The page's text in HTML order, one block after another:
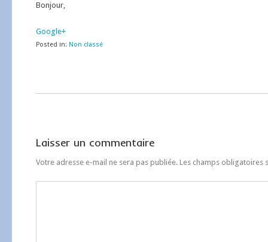
Bonjour,
Google+
Posted in: Non classé
Laisser un commentaire
Votre adresse e-mail ne sera pas publiée. Les champs obligatoires